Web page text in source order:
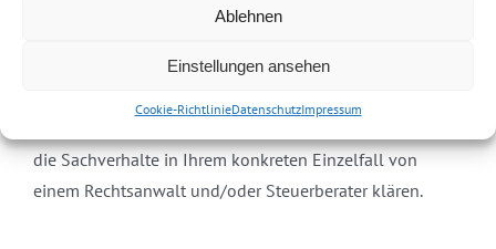
Ablehnen
Einstellungen ansehen
Cookie-RichtlinieDatenschutzImpressum
Immobilie und darüber hinaus. Kontaktieren Sie
die Sachverhalte in Ihrem konkreten Einzelfall von
einem Rechtsanwalt und/oder Steuerberater klären.